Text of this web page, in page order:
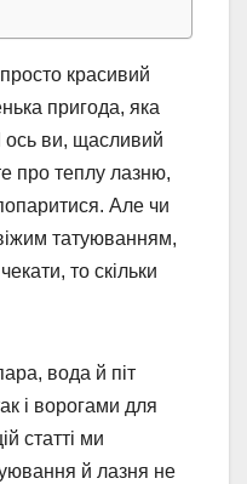
красивий
пригода, яка
ось ви, щасливий
про теплу лазню,
Але чи
татуюванням,
то скільки
вода й піт
і ворогами для
статті ми
й лазня не